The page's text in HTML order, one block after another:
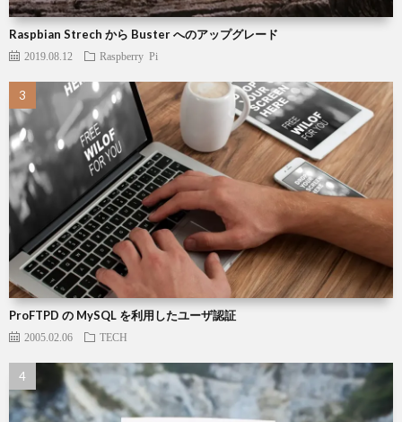
Raspbian Strech から Buster へのアップグレード
2019.08.12 Raspberry Pi
ProFTPD の MySQL を利用したユーザ認証
2005.02.06 TECH